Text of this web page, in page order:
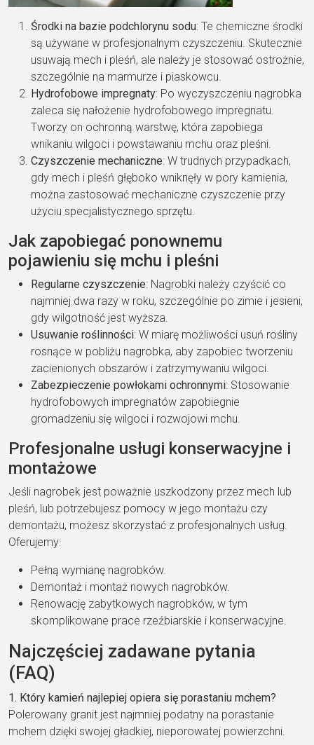
Środki na bazie podchlorynu sodu: Te chemiczne środki
są używane w profesjonalnym czyszczeniu. Skutecznie
usuwają mech i pleśń, ale należy je stosować ostrożnie,
szczególnie na marmurze i piaskowcu.
Hydrofobowe impregnaty: Po wyczyszczeniu nagrobka
zaleca się nałożenie hydrofobowego impregnatu.
Tworzy on ochronną warstwę, która zapobiega
wnikaniu wilgoci i powstawaniu mchu oraz pleśni.
Czyszczenie mechaniczne: W trudnych przypadkach,
gdy mech i pleśń głęboko wniknęły w pory kamienia,
można zastosować mechaniczne czyszczenie przy
użyciu specjalistycznego sprzętu.
Jak zapobiegać ponownemu
pojawieniu się mchu i pleśni
Regularne czyszczenie: Nagrobki należy czyścić co
najmniej dwa razy w roku, szczególnie po zimie i jesieni,
gdy wilgotność jest wyższa.
Usuwanie roślinności: W miarę możliwości usuń rośliny
rosnące w pobliżu nagrobka, aby zapobiec tworzeniu
zacienionych obszarów i zatrzymywaniu wilgoci.
Zabezpieczenie powłokami ochronnymi: Stosowanie
hydrofobowych impregnatów zapobiegnie
gromadzeniu się wilgoci i rozwojowi mchu.
Profesjonalne usługi konserwacyjne i
montażowe
Jeśli nagrobek jest poważnie uszkodzony przez mech lub
pleśń, lub potrzebujesz pomocy w jego montażu czy
demontażu, możesz skorzystać z profesjonalnych usług.
Oferujemy:
Pełną wymianę nagrobków.
Demontaż i montaż nowych nagrobków.
Renowację zabytkowych nagrobków, w tym
skomplikowane prace rzeźbiarskie i konserwacyjne.
Najczęściej zadawane pytania
(FAQ)
1. Który kamień najlepiej opiera się porastaniu mchem?
Polerowany granit jest najmniej podatny na porastanie
mchem dzięki swojej gładkiej, nieporowatej powierzchni.